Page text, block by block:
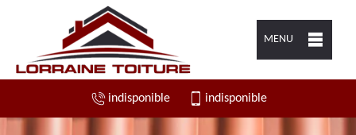
MENU
indisponible indisponible